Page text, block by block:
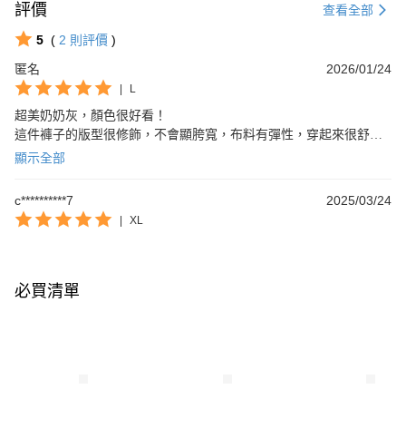
評價 查看全部
5 ( 2 則評價 )
匿名
2026/01/24
L
超美奶奶灰，顏色很好看！
這件褲子的版型很修飾，不會顯胯寬，布料有彈性，穿起來很舒
適。
顯示全部
c**********7 2025/03/24
XL
必買清單